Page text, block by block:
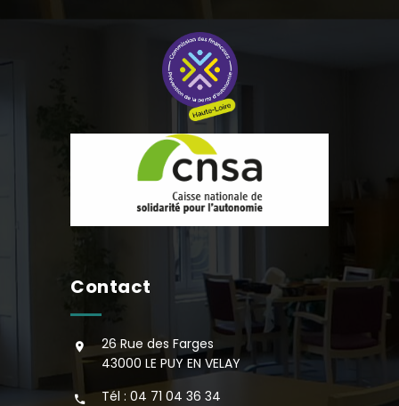
Contact
26 Rue des Farges
43000 LE PUY EN VELAY
Tél : 04 71 04 36 34